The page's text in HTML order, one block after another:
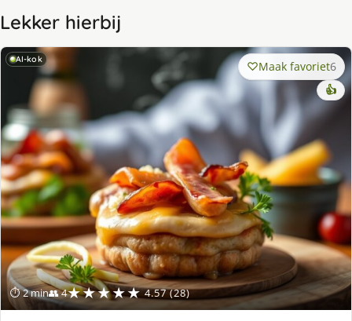
Lekker hierbij
AI-kok
⏱ 2 min👥 4★★★★★ 4.57 (28)
Maak favoriet6
👍